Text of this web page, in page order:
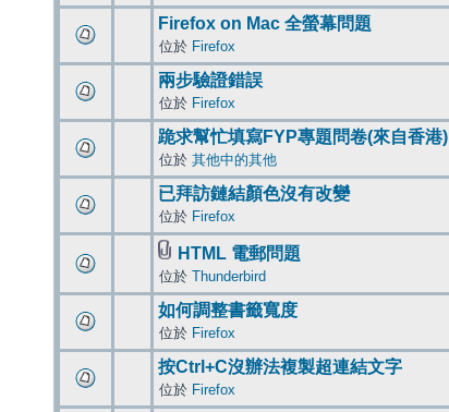
Firefox on Mac 全螢幕問題
位於 Firefox
兩步驗證錯誤
位於 Firefox
跪求幫忙填寫FYP專題問卷(來自香港)
位於 其他中的其他
已拜訪鏈結顏色沒有改變
位於 Firefox
HTML 電郵問題
位於 Thunderbird
如何調整書籤寬度
位於 Firefox
按Ctrl+C沒辦法複製超連結文字
位於 Firefox